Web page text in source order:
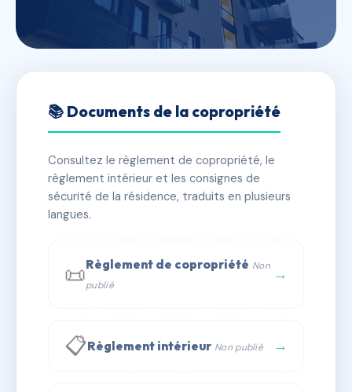
RESIDENCE HAMEAU DES
TILLEULS
📍 17A r de saint-gratien 93800 Épinay-sur-Seine
✓ Immatriculée 🏠 192 lots 🏗 3 bâtiment(s)
📞 Contacter Syndic Digital 💬 WhatsApp
✉ Email
📚 Documents de la copropriété
Consultez le règlement de copropriété, le
règlement intérieur et les consignes de
sécurité de la résidence, traduits en plusieurs
langues.
📜Règlement de copropriété Non
publié
→
📋Règlement intérieur Non publié →